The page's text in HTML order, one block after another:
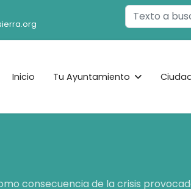
Buscar
Inicio Tu Ayuntamiento
consecuencia de la crisis